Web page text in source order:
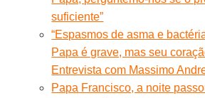
suficiente”
“Espasmos de asma e
Papa é grave, mas seu
Entrevista com Massimo
Papa Francisco, a noite